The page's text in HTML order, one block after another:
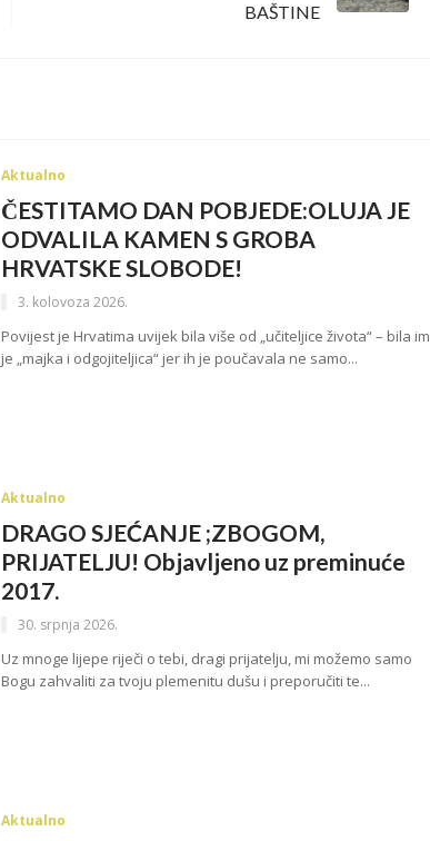
BAŠTINE
Aktualno
ČESTITAMO DAN POBJEDE:OLUJA JE
ODVALILA KAMEN S GROBA
HRVATSKE SLOBODE!
3. kolovoza 2026.
Povijest je Hrvatima uvijek bila više od „učiteljice života“ – bila im
je „majka i odgojiteljica“ jer ih je poučavala ne samo...
Aktualno
DRAGO SJEĆANJE ;ZBOGOM,
PRIJATELJU! Objavljeno uz preminuće
2017.
30. srpnja 2026.
Uz mnoge lijepe riječi o tebi, dragi prijatelju, mi možemo samo
Bogu zahvaliti za tvoju plemenitu dušu i preporučiti te...
Aktualno